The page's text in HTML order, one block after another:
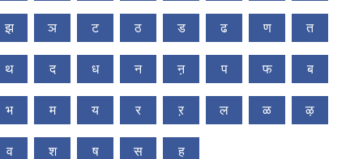
झ ञ ट ठ ड ढ ण त
थ द ध न ऩ प फ ब
भ म य र ऱ ल ळ ऴ
व श ष स ह